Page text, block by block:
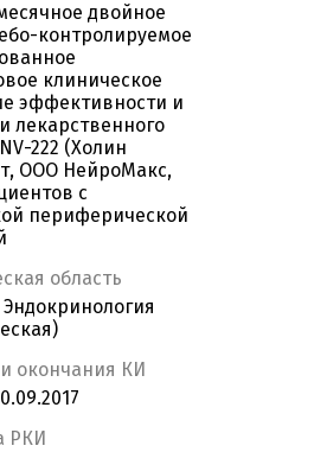
двойное
контролируемое
клиническое
эффективности и
лекарственного
222 (Холин
ООО НейроМакс,
с
периферической
область
окончания КИ
РКИ